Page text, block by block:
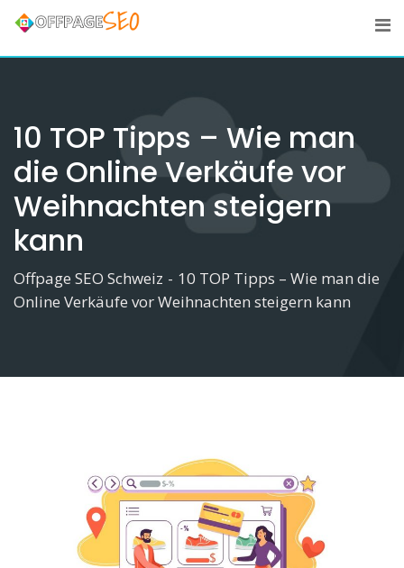
Skip
content
10 TOP Tipps – Wie man
die Online Verkäufe vor
Weihnachten steigern
kann
Offpage SEO Schweiz - 10 TOP Tipps – Wie man die
Online Verkäufe vor Weihnachten steigern kann